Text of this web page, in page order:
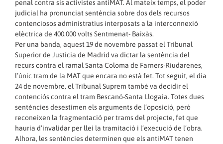
penal contra sis activistes antiMAT. Al mateix temps, el poder
judicial ha pronunciat sentència sobre dos dels recursos
contenciosos administratius interposats a la interconnexió
elèctrica de 400.000 volts Sentmenat- Baixàs.
Per una banda, aquest 19 de novembre passat el Tribunal
Superior de Justícia de Madrid va dictar la sentència del
recurs contra el ramal Santa Coloma de Farners-Riudarenes,
l’únic tram de la MAT que encara no està fet. Tot seguit, el dia
24 de novembre, el Tribunal Suprem també va decidir el
contenciós contra el tram Bescanó-Santa Llogaia. Totes dues
sentències desestimen els arguments de l’oposició, però
reconeixen la fragmentació per trams del projecte, fet que
hauria d’invalidar per llei la tramitació i l’execució de l’obra.
Alhora, les sentències determinen que els antiMAT tenen